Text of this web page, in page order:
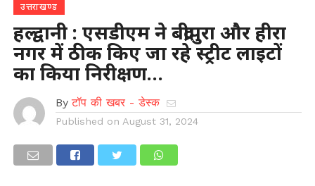
उत्तराखण्ड
हल्द्वानी : एसडीएम ने बद्रीपुरा और हीरा
नगर में ठीक किए जा रहे स्ट्रीट लाइटों
का किया निरीक्षण…
By टॉप की खबर - डेस्क
Published on August 31, 2024